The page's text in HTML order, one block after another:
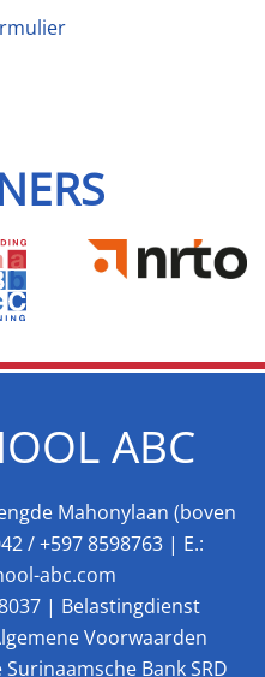
ABC
Mahonylaan (boven
/+597 8598763| E.:
abc.com
| Belastingdienst
Voorwaarden
Bank SRD